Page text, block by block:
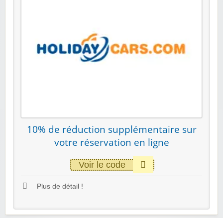
10% de réduction supplémentaire sur
votre réservation en ligne
Voir le code
Plus de détail !